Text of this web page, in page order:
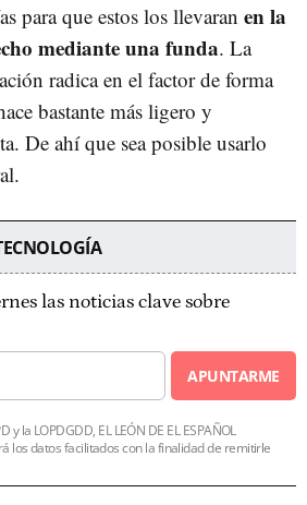
para que estos los llevaran en la
mediante una funda. La
radica en el factor de forma
bastante más ligero y
De ahí que sea posible usarlo
las noticias clave sobre
APUNTARME
y la LOPDGDD, EL LEÓN DE EL ESPAÑOL
los datos facilitados con la finalidad de remitirle